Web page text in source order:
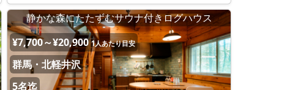
静かな森にたたずむサウナ付きログハウス
¥7,700～¥20,900 1人あたり目安
群馬・北軽井沢
5名迄